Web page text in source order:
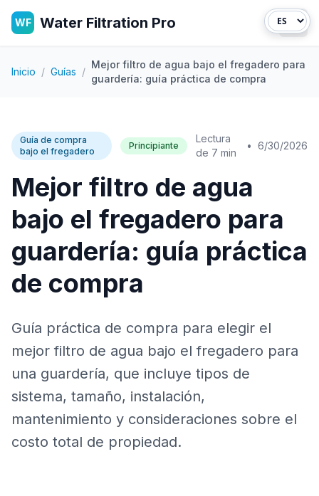
WF Water Filtration Pro
Inicio / Guías /
Mejor filtro de agua bajo el fregadero para
guardería: guía práctica de compra
Guía de compra
bajo el fregadero
Principiante
Lectura
de 7 min
• 6/30/2026
Mejor filtro de agua
bajo el fregadero para
guardería: guía práctica
de compra
Guía práctica de compra para elegir el
mejor filtro de agua bajo el fregadero para
una guardería, que incluye tipos de
sistema, tamaño, instalación,
mantenimiento y consideraciones sobre el
costo total de propiedad.